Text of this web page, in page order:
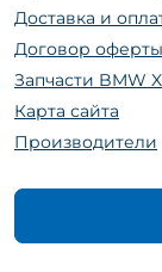
Доставка и
Договор оферты
Запчасти BMW
Карта сайта
Производители